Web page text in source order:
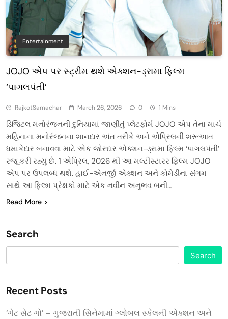
Entertainment
JOJO એપ પર સ્ટ્રીમ થશે એક્શન-ડ્રામા ફિલ્મ
‘પાગલપંતી’
RajkotSamachar March 26, 2026 0 1 Mins
ડિજિટલ મનોરંજનની દુનિયામાં જાણીતું પ્લેટફોર્મ JOJO એપ તેના માર્ચ
મહિનાના મનોરંજનના શાનદાર અંત તરીકે અને એપ્રિલની શરૂઆત
ધમાકેદાર બનાવવા માટે એક જોરદાર એક્શન-ડ્રામા ફિલ્મ ‘પાગલપંતી’
રજૂ કરી રહ્યું છે. 1 એપ્રિલ, 2026 થી આ મલ્ટીસ્ટારર ફિલ્મ JOJO
એપ પર ઉપલબ્ધ થશે. હાઈ-એનર્જી એક્શન અને કોમેડીના સંગમ
સાથે આ ફિલ્મ પ્રેક્ષકો માટે એક નવીન અનુભવ બની…
Read More
Search
Search
Recent Posts
‘ગેટ સેટ ગો’ – ગુજરાતી સિનેમામાં ગ્લોબલ સ્કેલની એક્શન અને